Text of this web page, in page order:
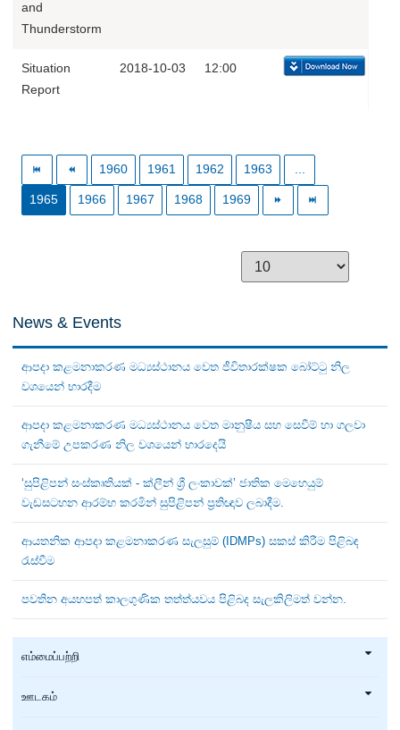
and
Thunderstorm
Situation
Report
2018-10-03 12:00
1960 1961 1962 1963 ...
1965 1966 1967 1968 1969
News & Events
ආපදා කළමනාකරණ මධ්‍යස්ථානය වෙත ජීවිතාරක්ෂක බෝට්ටු නිල
වශයෙන් භාරදීම
ආපදා කළමනාකරණ මධ්‍යස්ථානය වෙත මානුෂීය සහ සෙවීම් හා ගලවා
ගැනීමේ උපකරණ නිල වශයෙන් භාරදෙයි
‘සුපිළිපන් සංස්කෘතියක් - ක්ලීන් ශ්‍රී ලංකාවක්’ ජාතික මෙහෙයුම්
වැඩසටහන ආරම්භ කරමින් සුපිළිපන් ප්‍රතිඥාව ලබාදීම.
ආයතනික ආපදා කළමනාකරණ සැලසුම් (IDMPs) සකස් කිරීම පිළිබඳ
රැස්වීම
පවතින අයහපත් කාලගුණික තත්ත්යවය පිළිබද සැලකිලිමත් වන්න.
எம்மைப்பற்றி
ஊடகம்